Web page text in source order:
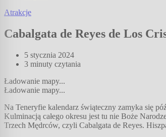
Atrakcje
Cabalgata de Reyes de Los
5 stycznia 2024
3 minuty czytania
Ładowanie mapy...
Ładowanie mapy...
Na Teneryfie kalendarz świąteczny zamyka się
Kulminacją całego okresu jest tu nie Boże
Trzech Mędrców, czyli Cabalgata de Reyes.